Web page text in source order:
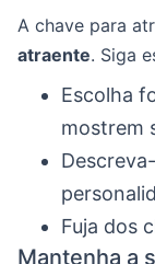
A chave para
atraente. Siga
Escolha
mostrem
Fuja dos
Mantenha a